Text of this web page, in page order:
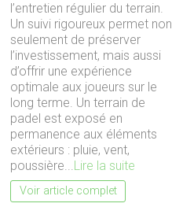
l’entretien régulier du terrain.
Un suivi rigoureux permet non
seulement de préserver
l’investissement, mais aussi
d’offrir une expérience
optimale aux joueurs sur le
long terme. Un terrain de
padel est exposé en
permanence aux éléments
extérieurs : pluie, vent,
poussière...Lire la suite
Voir article complet